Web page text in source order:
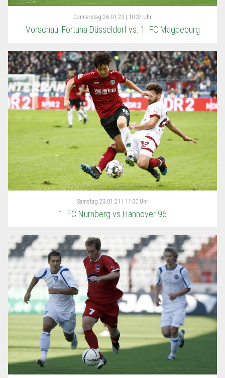
Donnerstag 26.01.23 | 10:37 Uhr
Vorschau: Fortuna Düsseldorf vs. 1. FC Magdeburg
Samstag 23.01.21 | 11:00 Uhr
1. FC Nürnberg vs Hannover 96